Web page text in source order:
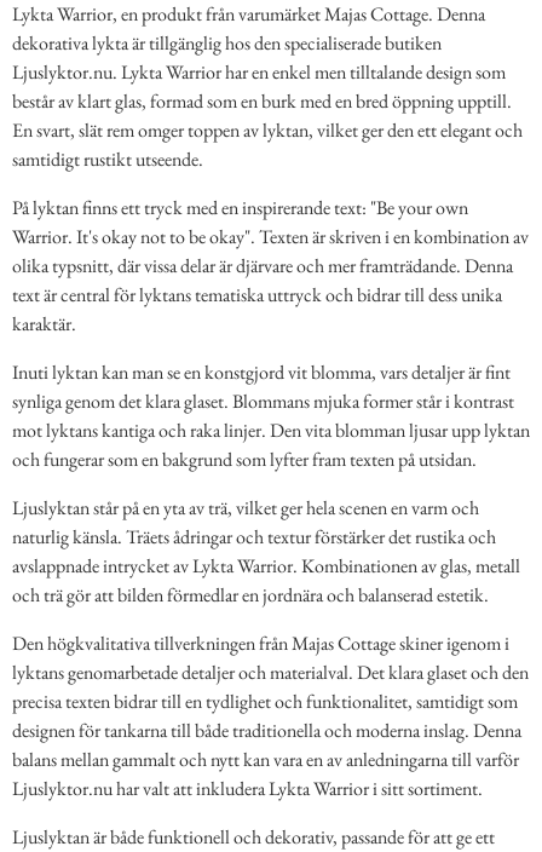
Lykta Warrior, en produkt från varumärket Majas Cottage. Denna
dekorativa lykta är tillgänglig hos den specialiserade butiken
Ljuslyktor.nu. Lykta Warrior har en enkel men tilltalande design som
består av klart glas, formad som en burk med en bred öppning upptill.
En svart, slät rem omger toppen av lyktan, vilket ger den ett elegant och
samtidigt rustikt utseende.
På lyktan finns ett tryck med en inspirerande text: "Be your own
Warrior. It's okay not to be okay". Texten är skriven i en kombination av
olika typsnitt, där vissa delar är djärvare och mer framträdande. Denna
text är central för lyktans tematiska uttryck och bidrar till dess unika
karaktär.
Inuti lyktan kan man se en konstgjord vit blomma, vars detaljer är fint
synliga genom det klara glaset. Blommans mjuka former står i kontrast
mot lyktans kantiga och raka linjer. Den vita blomman ljusar upp lyktan
och fungerar som en bakgrund som lyfter fram texten på utsidan.
Ljuslyktan står på en yta av trä, vilket ger hela scenen en varm och
naturlig känsla. Träets ådringar och textur förstärker det rustika och
avslappnade intrycket av Lykta Warrior. Kombinationen av glas, metall
och trä gör att bilden förmedlar en jordnära och balanserad estetik.
Den högkvalitativa tillverkningen från Majas Cottage skiner igenom i
lyktans genomarbetade detaljer och materialval. Det klara glaset och den
precisa texten bidrar till en tydlighet och funktionalitet, samtidigt som
designen för tankarna till både traditionella och moderna inslag. Denna
balans mellan gammalt och nytt kan vara en av anledningarna till varför
Ljuslyktor.nu har valt att inkludera Lykta Warrior i sitt sortiment.
Ljuslyktan är både funktionell och dekorativ, passande för att ge ett